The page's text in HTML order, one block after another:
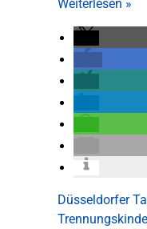
Weiterlesen »
Düsseldorfer